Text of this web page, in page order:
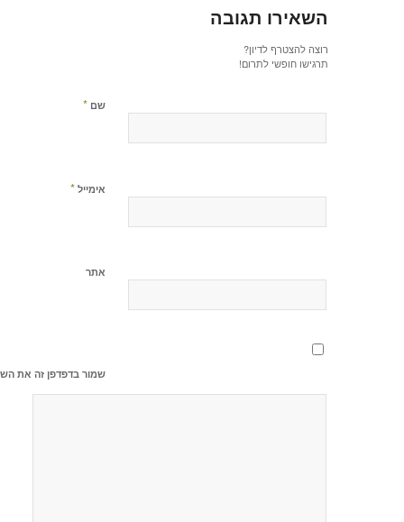
השאירו תגובה
רוצה להצטרף לדיון?
תרגישו חופשי לתרום!
שם *
אימייל *
אתר
שמור בדפדפן זה את